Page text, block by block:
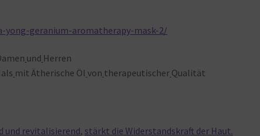
yong-geranium-aromatherapy-mask-2/
und Herren
mit Ätherische Öl von therapeutischer Qualität
und revitalisierend, stärkt die Widerstandskraft der Haut.